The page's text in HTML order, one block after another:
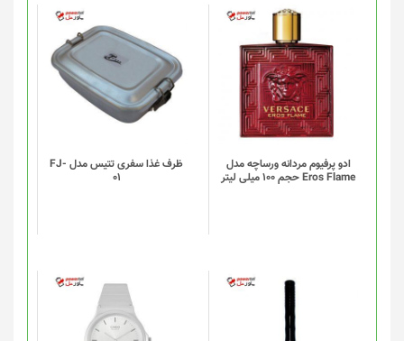
محصول
انتخاب
شوند
ادو پرفیوم مردانه ورساچه مدل
Eros Flame حجم 100 میلی لیتر
ظرف غذا سفری تتیس مدل FJ-
01